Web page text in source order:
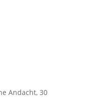
Andacht, 30